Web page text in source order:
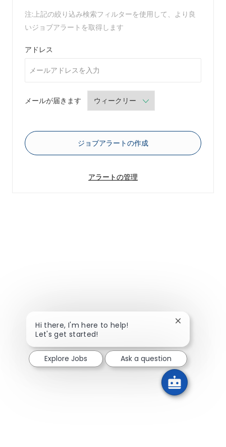
注:上記の絞り込み検索フィルターを使用して、より良
いジョブアラートを取得します
アドレス
メールが届きます Required
ジョブアラートの作成
アラートの管理
Hi there, I'm here to help!
Let's get started!
Close
Explore Jobs Ask a question